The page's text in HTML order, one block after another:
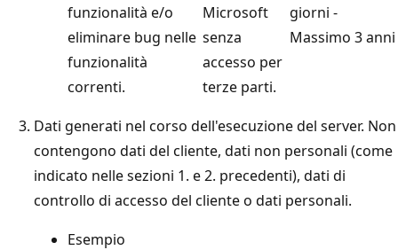
funzionalità e/o
eliminare bug nelle
funzionalità
correnti.
Microsoft
senza
accesso per
terze parti.
giorni -
Massimo 3 anni
Dati generati nel corso dell'esecuzione del server. Non
contengono dati del cliente, dati non personali (come
indicato nelle sezioni 1. e 2. precedenti), dati di
controllo di accesso del cliente o dati personali.
Esempio